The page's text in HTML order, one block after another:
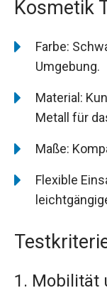
Kosmetik
Farbe:
Umgebung.
Material:
Metall für
Maße:
Flexible
1. Mobilität